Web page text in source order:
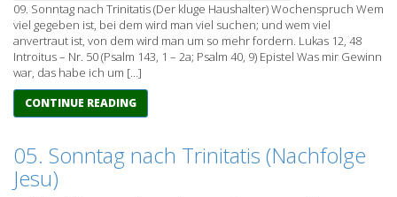
09. Sonntag nach Trinitatis (Der kluge Haushalter) Wochenspruch Wem
viel gegeben ist, bei dem wird man viel suchen; und wem viel
anvertraut ist, von dem wird man um so mehr fordern. Lukas 12, 48
Introitus – Nr. 50 (Psalm 143, 1 – 2a; Psalm 40, 9) Epistel Was mir Gewinn
war, das habe ich um […]
CONTINUE READING
05. Sonntag nach Trinitatis (Nachfolge
Jesu)